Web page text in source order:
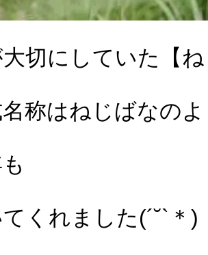
切にしていた【
称はねじばなの
くれました(´˘`＊)